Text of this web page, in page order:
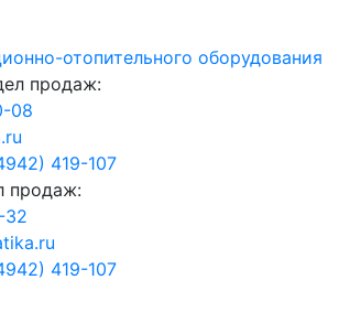
отопительного оборудования
продаж:
08
419-107
продаж:
32
419-107